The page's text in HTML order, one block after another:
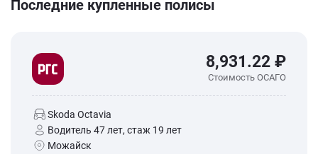
Последние купленные полисы
8,931.22 ₽
Стоимость ОСАГО
Skoda Octavia
Водитель 47 лет, стаж 19 лет
Можайск